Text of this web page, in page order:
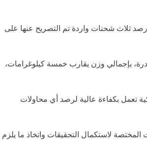
ثلاث شحنات واردة تم التصريح عنها على
بإجمالي وزن يقارب خمسة كيلوغرامات،
تعمل بكفاءة عالية لرصد أي محاولات
لاستكمال التحقيقات واتخاذ ما يلزم